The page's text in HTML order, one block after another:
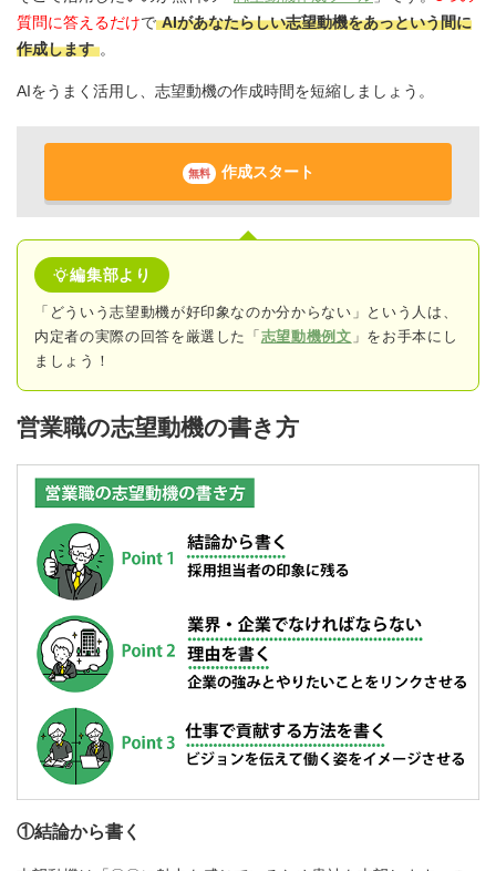
質問に答えるだけで AIがあなたらしい志望動機をあっという間に
作成します 。
AIをうまく活用し、志望動機の作成時間を短縮しましょう。
無料 作成スタート
編集部より
「どういう志望動機が好印象なのか分からない」という人は、
内定者の実際の回答を厳選した「 志望動機例文 」をお手本にし
ましょう！
営業職の志望動機の書き方
①結論から書く